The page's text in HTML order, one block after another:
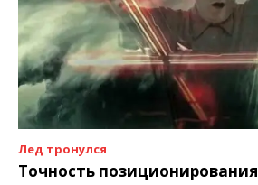
Лед тронулся
Точность позиционирования